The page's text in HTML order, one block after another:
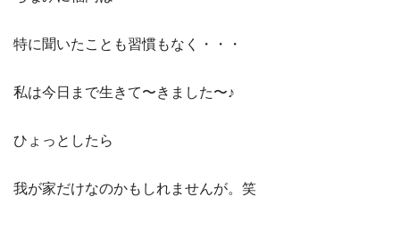
特に聞いたことも習慣もなく・・・
私は今日まで生きて〜きました〜♪
ひょっとしたら
我が家だけなのかもしれませんが。笑